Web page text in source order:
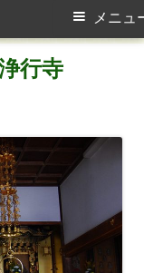
行寺
メニュ